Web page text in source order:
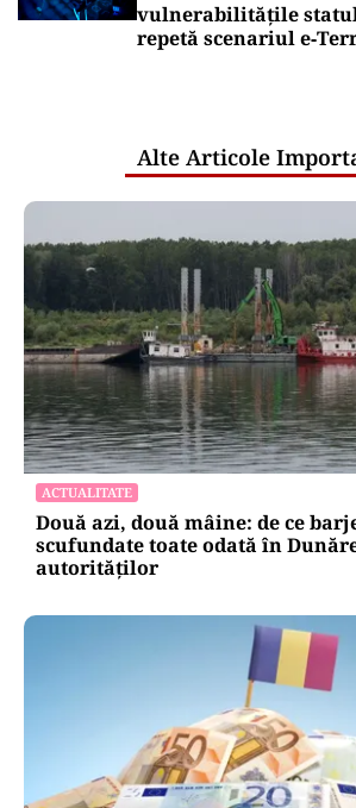
vulnerabilitățile
repetă scenariul
Alte Articole
ACTUALITATE
Două azi, două mâine: de ce
scufundate toate odată în
autorităților